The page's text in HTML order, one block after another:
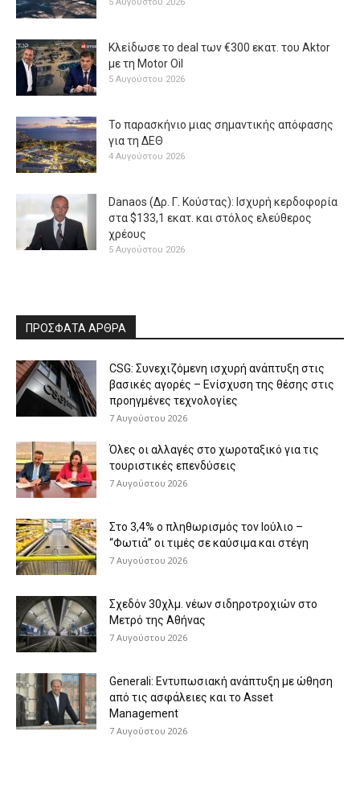
5 Αυγούστου 2026
Κλείδωσε το deal των €300 εκατ. του Aktor
με τη Μotor Oil
5 Αυγούστου 2026
Το παρασκήνιο μιας σημαντικής απόφασης
για τη ΔΕΘ
4 Αυγούστου 2026
Danaos (Δρ. Γ. Κούστας): Ισχυρή κερδοφορία
στα $133,1 εκατ. και στόλος ελεύθερος
χρέους
5 Αυγούστου 2026
ΠΡΟΣΦΑΤΑ ΑΡΘΡΑ
CSG: Συνεχιζόμενη ισχυρή ανάπτυξη στις
βασικές αγορές – Ενίσχυση της θέσης στις
προηγμένες τεχνολογίες
7 Αυγούστου 2026
Όλες οι αλλαγές στο χωροταξικό για τις
τουριστικές επενδύσεις
7 Αυγούστου 2026
Στο 3,4% ο πληθωρισμός τον Ιούλιο –
“Φωτιά” οι τιμές σε καύσιμα και στέγη
7 Αυγούστου 2026
Σχεδόν 30χλμ. νέων σιδηροτροχιών στο
Μετρό της Αθήνας
7 Αυγούστου 2026
Generali: Eντυπωσιακή ανάπτυξη με ώθηση
από τις ασφάλειες και το Asset
Management
7 Αυγούστου 2026